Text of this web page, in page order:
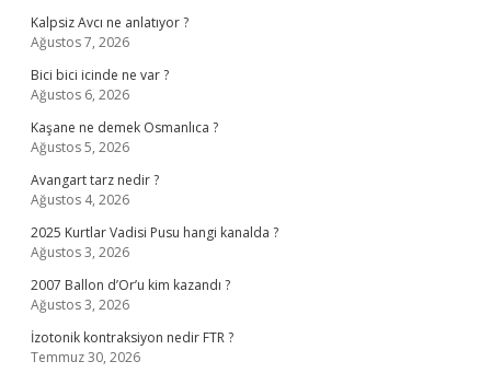
Kalpsiz Avcı ne anlatıyor ?
Ağustos 7, 2026
Bici bici icinde ne var ?
Ağustos 6, 2026
Kaşane ne demek Osmanlıca ?
Ağustos 5, 2026
Avangart tarz nedir ?
Ağustos 4, 2026
2025 Kurtlar Vadisi Pusu hangi kanalda ?
Ağustos 3, 2026
2007 Ballon d’Or’u kim kazandı ?
Ağustos 3, 2026
İzotonik kontraksiyon nedir FTR ?
Temmuz 30, 2026